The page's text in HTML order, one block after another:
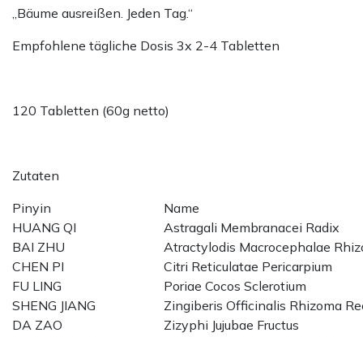
„Bäume ausreißen. Jeden Tag.“
Empfohlene tägliche Dosis 3x 2-4 Tabletten
120 Tabletten (60g netto)
Zutaten
Pinyin
Name
HUANG QI
Astragali Membranacei Radix
BAI ZHU
Atractylodis Macrocephalae
CHEN PI
Citri Reticulatae Pericarpium
FU LING
Poriae Cocos Sclerotium
SHENG JIANG
Zingiberis Officinalis Rhizoma
DA ZAO
Zizyphi Jujubae Fructus